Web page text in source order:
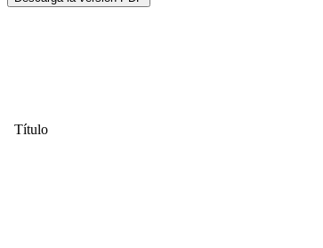
Título